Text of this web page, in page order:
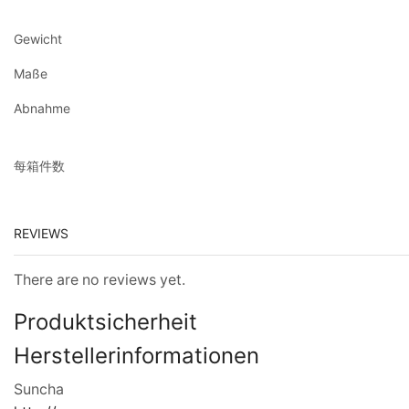
Gewicht
Maße
Abnahme
每箱件数
REVIEWS
There are no reviews yet.
Produktsicherheit
Herstellerinformationen
Suncha